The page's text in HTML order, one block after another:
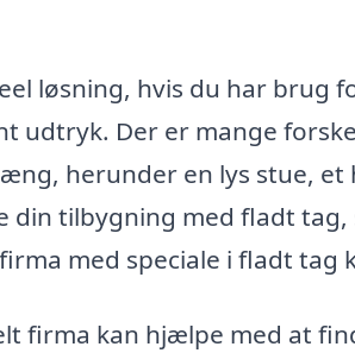
løsning, hvis du har brug
udtryk. Der er mange
herunder en lys stue, et
tilbygning med fladt tag,
med speciale i fladt tag
firma kan hjælpe med at